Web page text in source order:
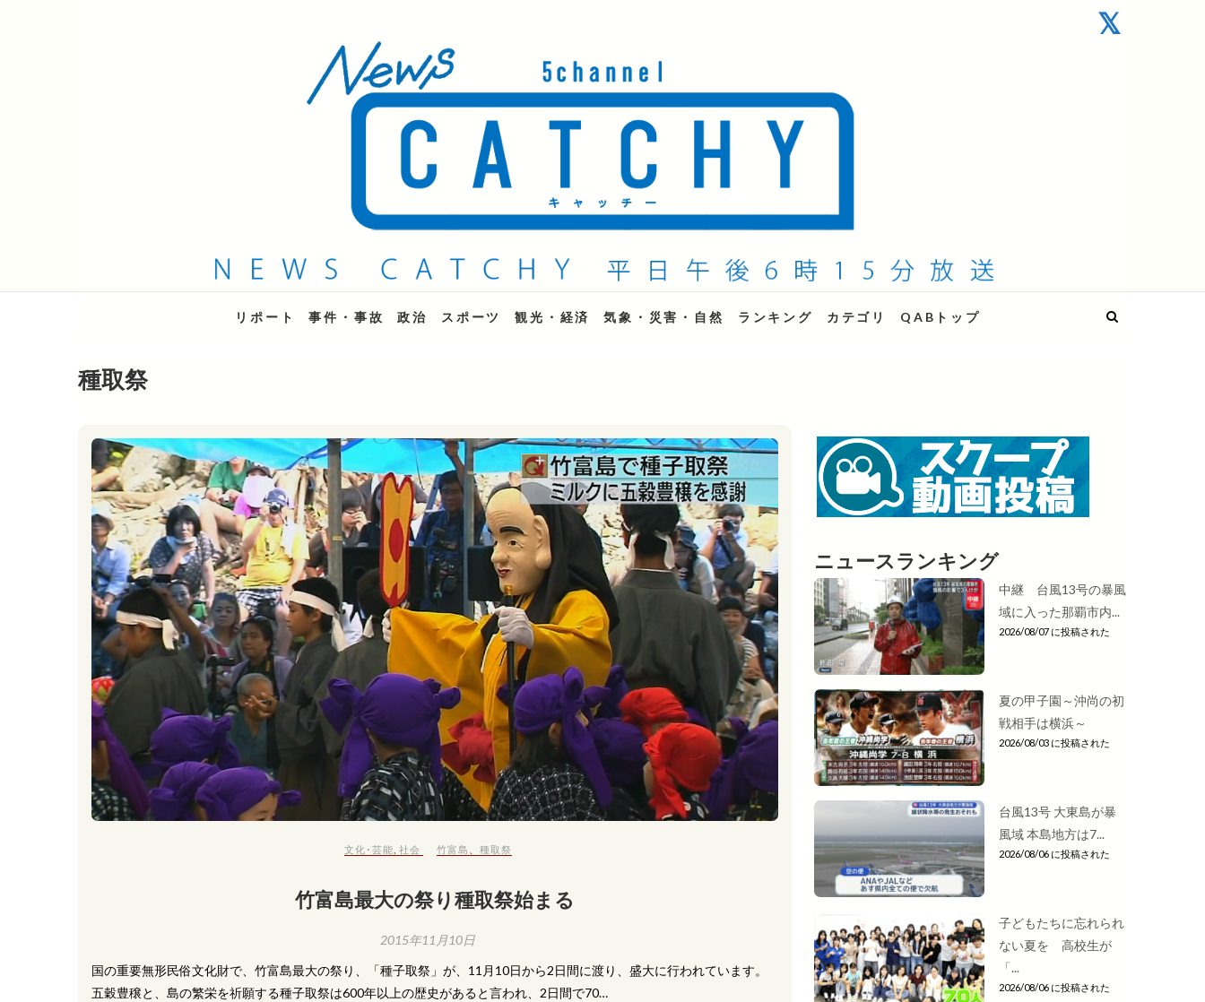
QAB NEWS Headline
キャッチー 月曜〜金曜 午後6時15分放送
リポート 事件・事故 政治 スポーツ 観光・経済 気象・災害・自然 ランキング カテゴリ QABトップ
種取祭
文化･芸能 社会 竹富島 種取祭
竹富島最大の祭り種取祭始まる
2015年11月10日
国の重要無形民俗文化財で、竹富島最大の祭り、「種子取祭」が、11月10日から2日間に渡り、盛大に行われています。
五穀豊穣と、島の繁栄を祈願する種子取祭は600年以上の歴史があると言われ、2日間で70…
ニュースランキング
中継 台風13号の暴風
域に入った那覇市内...
2026/08/07 に投稿された
夏の甲子園～沖尚の初
戦相手は横浜～
2026/08/03 に投稿された
台風13号 大東島が暴
風域 本島地方は7...
2026/08/06 に投稿された
子どもたちに忘れられ
ない夏を 高校生が
「...
2026/08/06 に投稿された